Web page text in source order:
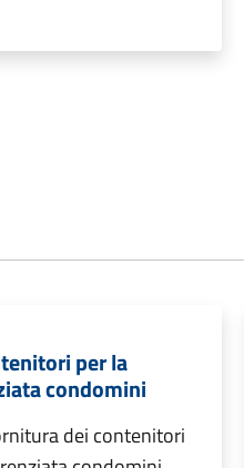
per la
condomini
dei contenitori